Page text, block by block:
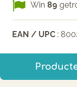
Win 89
EAN / UPC :